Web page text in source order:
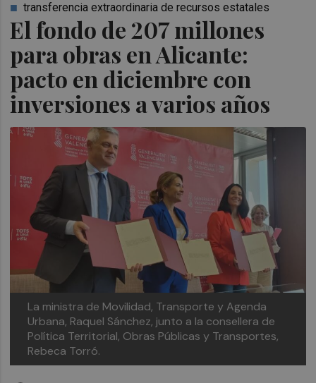
El fondo de 207 millones
para obras en Alicante:
pacto en diciembre con
inversiones a varios años
transferencia extraordinaria de recursos estatales
La ministra de Movilidad, Transporte y Agenda
Urbana, Raquel Sánchez, junto a la consellera de
Política Territorial, Obras Públicas y Transportes,
Rebeca Torró.